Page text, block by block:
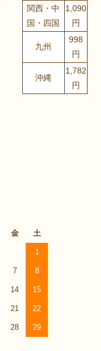
関西・中
国・四国
1,090
円
九州
998
円
沖縄
1,782
円
金 土
1
7 8
14 15
21 22
28 29